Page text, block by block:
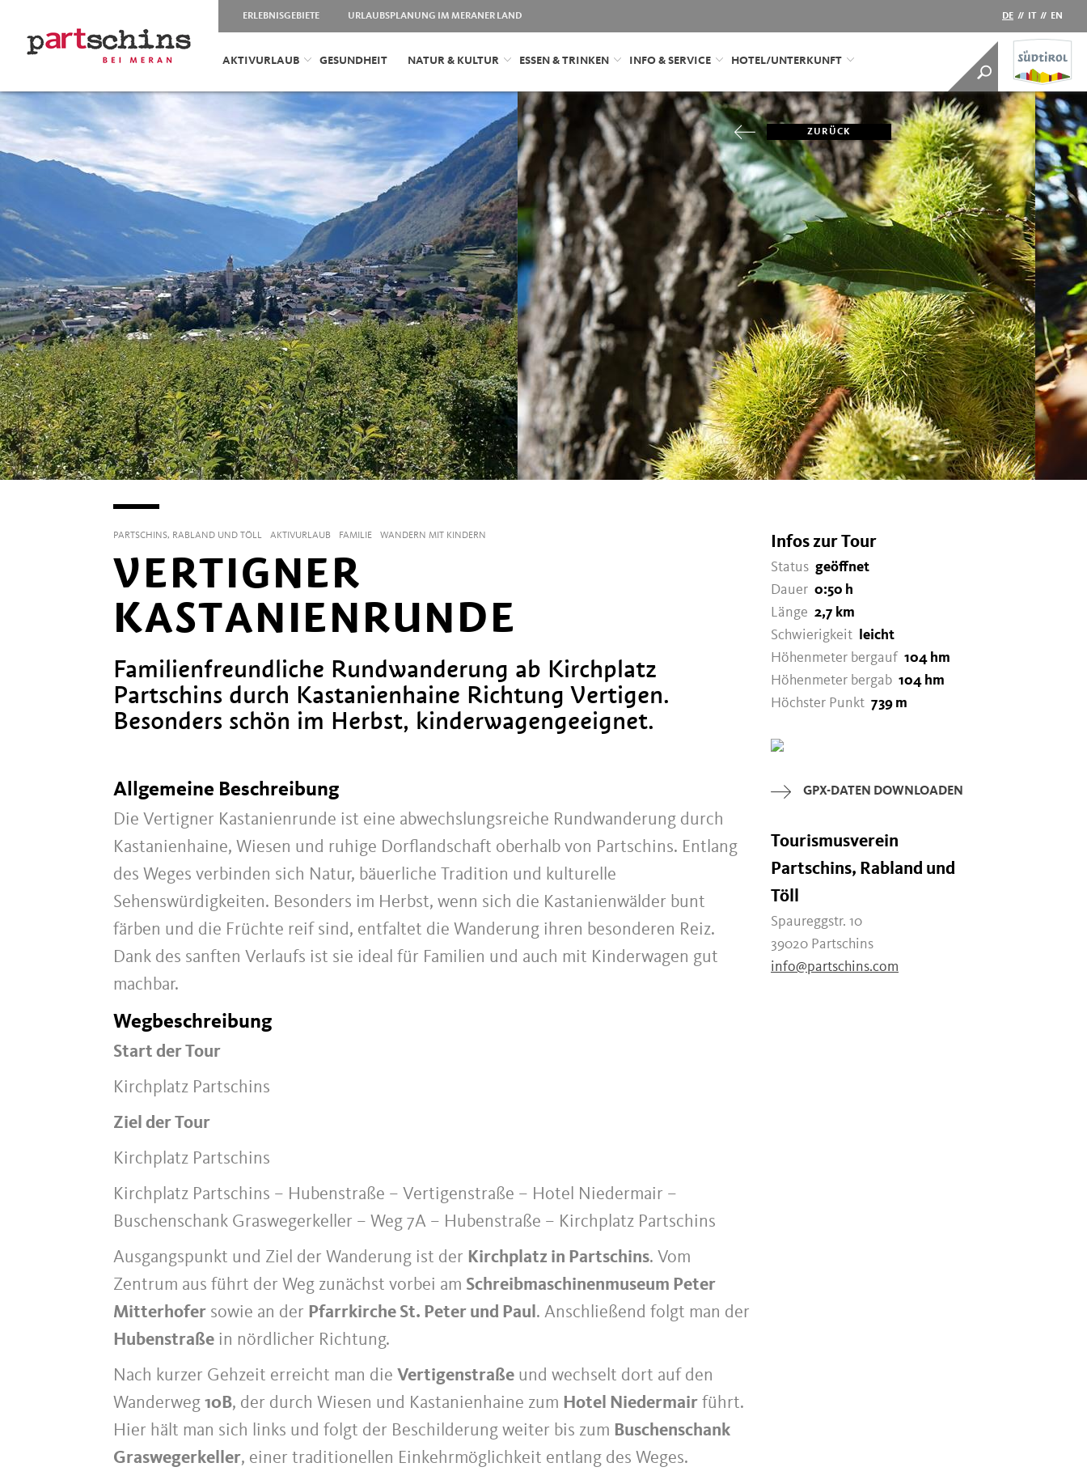
ERLEBNISGEBIETE URLAUBSPLANUNG IM MERANER LAND DE // IT // EN
AKTIVURLAUB GESUNDHEIT NATUR & KULTUR ESSEN & TRINKEN INFO & SERVICE HOTEL/UNTERKUNFT
ZURÜCK
PARTSCHINS, RABLAND UND TÖLL AKTIVURLAUB FAMILIE WANDERN MIT KINDERN
VERTIGNER
KASTANIENRUNDE
Familienfreundliche Rundwanderung ab Kirchplatz
Partschins durch Kastanienhaine Richtung Vertigen.
Besonders schön im Herbst, kinderwagengeeignet.
Allgemeine Beschreibung
Die Vertigner Kastanienrunde ist eine abwechslungsreiche Rundwanderung durch
Kastanienhaine, Wiesen und ruhige Dorflandschaft oberhalb von Partschins. Entlang
des Weges verbinden sich Natur, bäuerliche Tradition und kulturelle
Sehenswürdigkeiten. Besonders im Herbst, wenn sich die Kastanienwälder bunt
färben und die Früchte reif sind, entfaltet die Wanderung ihren besonderen Reiz.
Dank des sanften Verlaufs ist sie ideal für Familien und auch mit Kinderwagen gut
machbar.
Wegbeschreibung
Start der Tour
Kirchplatz Partschins
Ziel der Tour
Kirchplatz Partschins
Kirchplatz Partschins – Hubenstraße – Vertigenstraße – Hotel Niedermair –
Buschenschank Graswegerkeller – Weg 7A – Hubenstraße – Kirchplatz Partschins
Ausgangspunkt und Ziel der Wanderung ist der Kirchplatz in Partschins. Vom
Zentrum aus führt der Weg zunächst vorbei am Schreibmaschinenmuseum Peter
Mitterhofer sowie an der Pfarrkirche St. Peter und Paul . Anschließend folgt man der
Hubenstraße in nördlicher Richtung.
Nach kurzer Gehzeit erreicht man die Vertigenstraße und wechselt dort auf den
Wanderweg 10B, der durch Wiesen und Kastanienhaine zum Hotel Niedermair führt.
Hier hält man sich links und folgt der Beschilderung weiter bis zum Buschenschank
Graswegerkeller, einer traditionellen Einkehrmöglichkeit entlang des Weges.
Infos zur Tour
Status geöffnet
Dauer 0:50 h
Länge 2,7 km
Schwierigkeit
leicht
Höhenmeter bergauf 104 hm
Höhenmeter bergab 104 hm
Höchster Punkt 739 m
GPX-DATEN DOWNLOADEN
Tourismusverein
Partschins, Rabland und
Töll
Spaureggstr. 10
39020 Partschins
info@partschins.com